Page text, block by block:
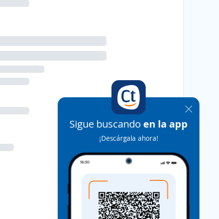
Sigue buscando en la app
¡Descárgala ahora!